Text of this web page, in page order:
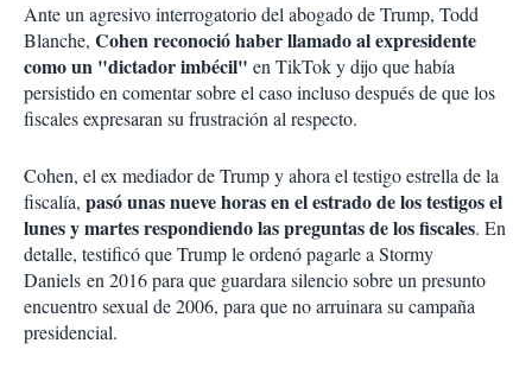
Ante un agresivo interrogatorio del abogado de Trump, Todd
Blanche, Cohen reconoció haber llamado al expresidente
como un "dictador imbécil" en TikTok y dijo que había
persistido en comentar sobre el caso incluso después de que los
fiscales expresaran su frustración al respecto.
Cohen, el ex mediador de Trump y ahora el testigo estrella de la
fiscalía, pasó unas nueve horas en el estrado de los testigos el
lunes y martes respondiendo las preguntas de los fiscales. En
detalle, testificó que Trump le ordenó pagarle a Stormy
Daniels en 2016 para que guardara silencio sobre un presunto
encuentro sexual de 2006, para que no arruinara su campaña
presidencial.